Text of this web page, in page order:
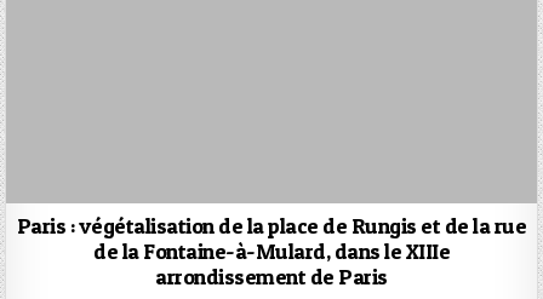
Paris : végétalisation de la place de Rungis et de la rue
de la Fontaine-à-Mulard, dans le XIIIe
arrondissement de Paris